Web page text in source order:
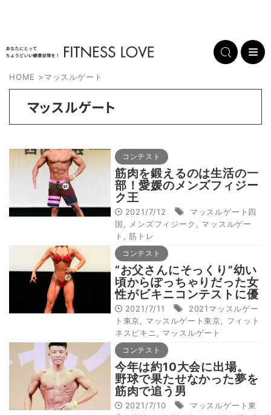
HOME >マッスルゲート
マッスルゲート
コンテスト
筋肉を鍛えるのは生活の一
部！愛媛のメンズフィジー
ク王
2021/7/12
マッスルゲート四
国
メンズフィジーク
マッスルゲー
ト
,筋トレ
コンテスト
“お父さんにそっくり”幼い
頃からぽっちゃりだった女
性がビキニコンテストに優
勝2021/7/11
2021マッスルゲー
ト東京
マッスルゲート東京
フィット
ネスビキニ
マッスルゲート
コンテスト
今年は約10大会に出場。
野球で果たせなかった夢を
筋肉で追う男
2021/7/10
マッスルゲート東